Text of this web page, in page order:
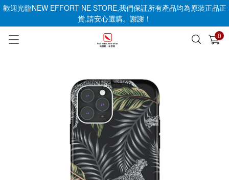
歡迎光臨NEW EFFORT NE STORE,我們保証所有產品均為原装正品正
貨,請安心選購。謝謝！
0
已加入購物車 查看